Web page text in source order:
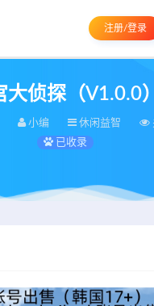
注册/登录
大侦探（V1.0.0）
小编 休闲益智
已收录